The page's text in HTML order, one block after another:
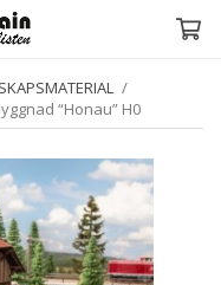
/
“Honau” H0